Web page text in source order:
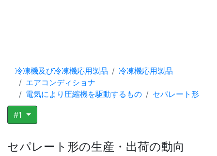
冷凍機及び冷凍機応用製品
冷凍機応用製品
エアコンディショナ
電気により圧縮機を駆動するもの
セパレート形
#1
セパレート形の生産・出荷の動向